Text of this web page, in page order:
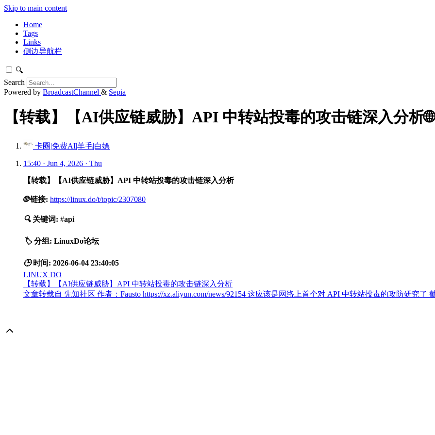
Skip to main content
Home
Tags
Links
侧边导航栏
🔍
Search
Powered by BroadcastChannel & Sepia
【转载】【AI供应链威胁】API 中转站投毒的攻击链深入分析
卡圈|免费AI|羊毛|白嫖
15:40 · Jun 4, 2026 · Thu
【转载】【AI供应链威胁】API 中转站投毒的攻击链深入分析
🌐 链接: https://linux.do/t/topic/2307080
🔍 关键词: #api
🏷️ 分组: LinuxDo论坛
🕒 时间: 2026-06-04 23:40:05
LINUX DO
【转载】【AI供应链威胁】API 中转站投毒的攻击链深入分析
文章转载自 先知社区 作者：Fausto https://xz.aliyun.com/news/92154 这应该是网络上首个对 API 中转站投毒的攻防研究了